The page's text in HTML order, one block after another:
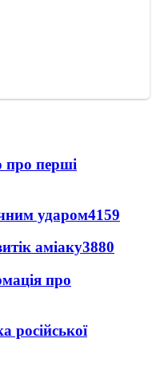
про перші
ударом4159
аміаку3880
про
російської